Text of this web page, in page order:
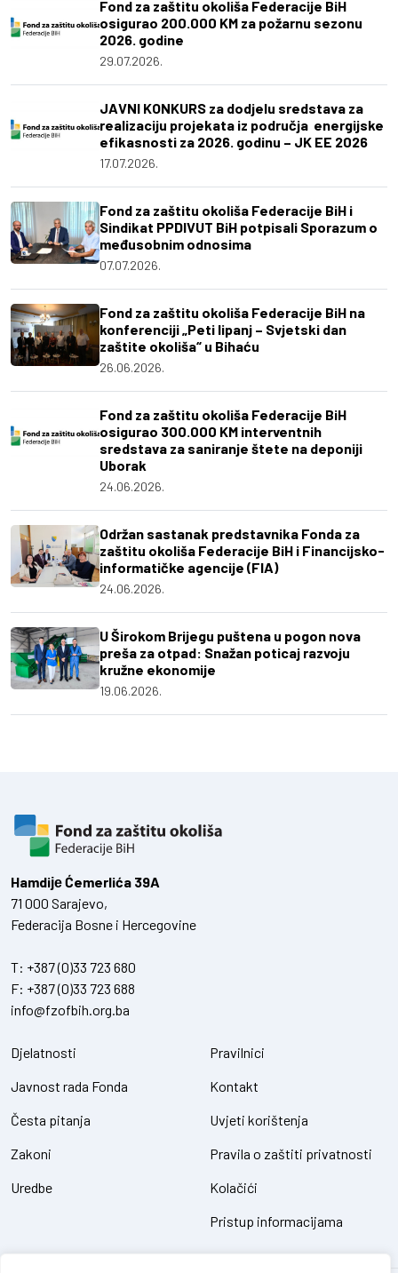
Fond za zaštitu okoliša Federacije BiH
osigurao 200.000 KM za požarnu sezonu
2026. godine
29.07.2026.
JAVNI KONKURS za dodjelu sredstava za
realizaciju projekata iz područja energijske
efikasnosti za 2026. godinu – JK EE 2026
17.07.2026.
Fond za zaštitu okoliša Federacije BiH i
Sindikat PPDIVUT BiH potpisali Sporazum o
međusobnim odnosima
07.07.2026.
Fond za zaštitu okoliša Federacije BiH na
konferenciji „Peti lipanj – Svjetski dan
zaštite okoliša“ u Bihaću
26.06.2026.
Fond za zaštitu okoliša Federacije BiH
osigurao 300.000 KM interventnih
sredstava za saniranje štete na deponiji
Uborak
24.06.2026.
Održan sastanak predstavnika Fonda za
zaštitu okoliša Federacije BiH i Financijsko-
informatičke agencije (FIA)
24.06.2026.
U Širokom Brijegu puštena u pogon nova
preša za otpad: Snažan poticaj razvoju
kružne ekonomije
19.06.2026.
Hamdiје Ćemerlića 39A
71 000 Sarajevo,
Federacija Bosne i Hercegovine
T: +387 (0)33 723 680
F: +387 (0)33 723 688
info@fzofbih.org.ba
Djelatnosti
Javnost rada Fonda
Česta pitanja
Zakoni
Uredbe
Pravilnici
Kontakt
Uvjeti korištenja
Pravila o zaštiti privatnosti
Kolačići
Pristup informacijama